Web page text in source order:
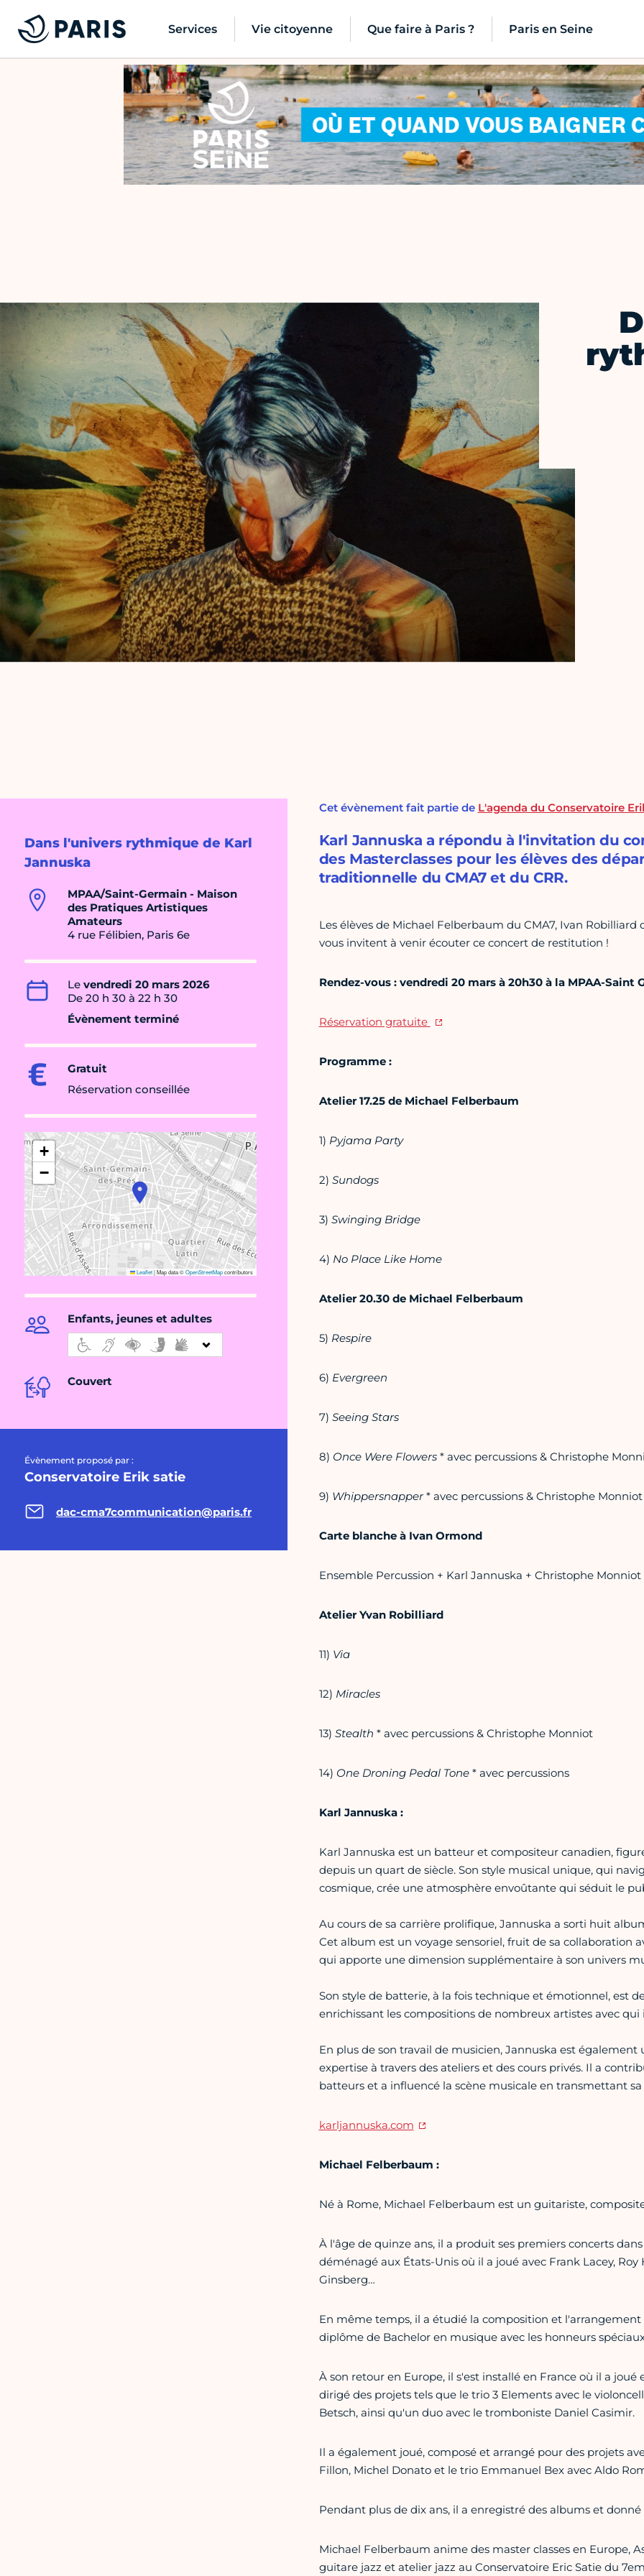
Services Vie citoyenne Que faire à Paris ? Paris en Seine
Dans l'univers rythmique de Karl
Jannuska
MPAA/Saint-Germain - Maison
des Pratiques Artistiques
Amateurs
4 rue Félibien, Paris 6e
Le vendredi 20 mars 2026
De 20 h 30 à 22 h 30
Évènement terminé
Gratuit
Réservation conseillée
+
−
Leaflet|Map data ©OpenStreetMapcontributors
Enfants, jeunes et adultes
Couvert
Évènement proposé par :
Conservatoire Erik satie
dac-cma7communication@paris.fr
Cet évènement fait partie de L'agenda du Conservatoire
Karl Jannuska a répondu à l'invitation du
des Masterclasses pour les élèves des
traditionnelle du CMA7 et du CRR.
Les élèves de Michael Felberbaum du CMA7, Ivan Robilliard
vous invitent à venir écouter ce concert de restitution !
Rendez-vous : vendredi 20 mars à 20h30 à la MPAA-Saint
Réservation gratuite
Programme :
Atelier 17.25 de Michael Felberbaum
1) Pyjama Party
2) Sundogs
3) Swinging Bridge
4) No Place Like Home
Atelier 20.30 de Michael Felberbaum
5) Respire
6) Evergreen
7) Seeing Stars
8) Once Were Flowers* avec percussions & Christophe
9) Whippersnapper* avec percussions & Christophe Monniot
Carte blanche à Ivan Ormond
Ensemble Percussion + Karl Jannuska + Christophe Monniot
Atelier Yvan Robilliard
11) Via
12) Miracles
13) Stealth * avec percussions & Christophe Monniot
14) One Droning Pedal Tone* avec percussions
Karl Jannuska :
Karl Jannuska est un batteur et compositeur canadien,
depuis un quart de siècle. Son style musical unique, qui
cosmique, crée une atmosphère envoûtante qui séduit le
Au cours de sa carrière prolifique, Jannuska a sorti huit
Cet album est un voyage sensoriel, fruit de sa collaboration
qui apporte une dimension supplémentaire à son univers
Son style de batterie, à la fois technique et émotionnel, est
enrichissant les compositions de nombreux artistes avec
En plus de son travail de musicien, Jannuska est
expertise à travers des ateliers et des cours privés. Il a
batteurs et a influencé la scène musicale en transmettant
karljannuska.com
Michael Felberbaum :
Né à Rome, Michael Felberbaum est un guitariste,
À l'âge de quinze ans, il a produit ses premiers concerts
déménagé aux États-Unis où il a joué avec Frank Lacey,
Ginsberg…
En même temps, il a étudié la composition et
diplôme de Bachelor en musique avec les honneurs
À son retour en Europe, il s'est installé en France où il a
dirigé des projets tels que le trio 3 Elements avec le
Betsch, ainsi qu'un duo avec le tromboniste Daniel Casimir.
Il a également joué, composé et arrangé pour des projets
Fillon, Michel Donato et le trio Emmanuel Bex avec Aldo
Pendant plus de dix ans, il a enregistré des albums et
Michael Felberbaum anime des master classes en Europe,
guitare jazz et atelier jazz au Conservatoire Eric Satie du